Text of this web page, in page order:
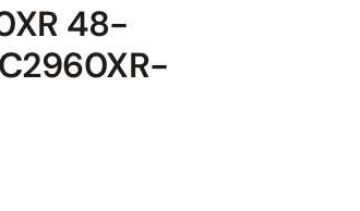
48-